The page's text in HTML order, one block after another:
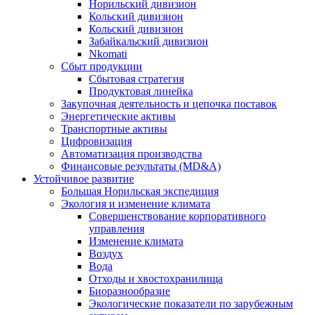
Норильский дивизион
Кольский дивизион
Кольский дивизион
Забайкальский дивизион
Nkomati
Сбыт продукции
Сбытовая стратегия
Продуктовая линейка
Закупочная деятельность и цепочка поставок
Энергетические активы
Транспортные активы
Цифровизация
Автоматизация производства
Финансовые результаты (MD&A)
Устойчивое развитие
Большая Норильская экспедиция
Экология и изменение климата
Совершенствование корпоративного
управления
Изменение климата
Воздух
Вода
Отходы и хвостохранилища
Биоразнообразие
Экологические показатели по зарубежным